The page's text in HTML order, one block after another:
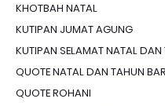
KHOTBAH NATAL
KUTIPAN JUMAT AGUNG
KUTIPAN SELAMAT NATAL
QUOTE NATAL DAN TAHUN
QUOTE ROHANI